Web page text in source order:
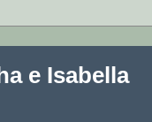
e Isabella